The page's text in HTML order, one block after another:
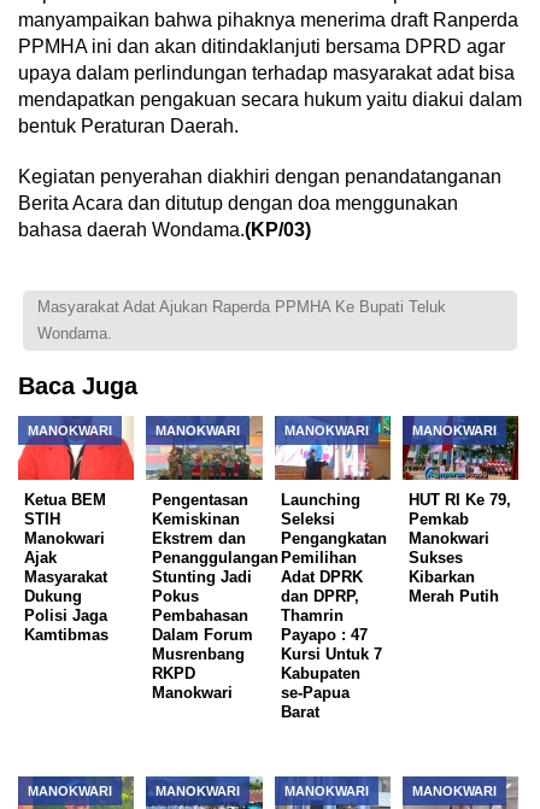
manyampaikan bahwa pihaknya menerima draft Ranperda
PPMHA ini dan akan ditindaklanjuti bersama DPRD agar
upaya dalam perlindungan terhadap masyarakat adat bisa
mendapatkan pengakuan secara hukum yaitu diakui dalam
bentuk Peraturan Daerah.
Kegiatan penyerahan diakhiri dengan penandatanganan
Berita Acara dan ditutup dengan doa menggunakan
bahasa daerah Wondama.(KP/03)
Masyarakat Adat Ajukan Raperda PPMHA Ke Bupati Teluk
Wondama.
Baca Juga
MANOKWARI
Ketua BEM
STIH
Manokwari
Ajak
Masyarakat
Dukung
Polisi Jaga
Kamtibmas
MANOKWARI
Pengentasan
Kemiskinan
Ekstrem dan
Penanggulangan
Stunting Jadi
Pokus
Pembahasan
Dalam Forum
Musrenbang
RKPD
Manokwari
MANOKWARI
Launching
Seleksi
Pengangkatan
Pemilihan
Adat DPRK
dan DPRP,
Thamrin
Payapo : 47
Kursi Untuk 7
Kabupaten
se-Papua
Barat
MANOKWARI
HUT RI Ke 79,
Pemkab
Manokwari
Sukses
Kibarkan
Merah Putih
MANOKWARI MANOKWARI MANOKWARI MANOKWARI